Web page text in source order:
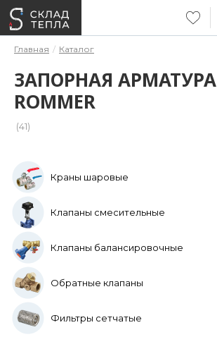
Главная Каталог
ЗАПОРНАЯ АРМАТУРА
ROMMER
(41)
Краны шаровые
Клапаны смесительные
Клапаны балансировочные
Обратные клапаны
Фильтры сетчатые